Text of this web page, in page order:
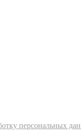
персональных